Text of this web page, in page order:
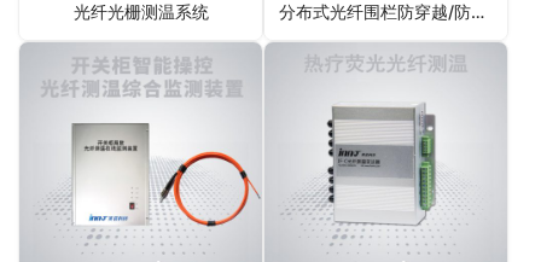
光纤光栅测温系统 分布式光纤围栏防穿越/防翻越监测系统